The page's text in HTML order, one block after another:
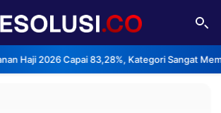
83,28%, Kategori Sangat Memuaskan. •
TENTANG
IKLAN